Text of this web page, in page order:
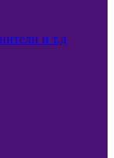
и т.д